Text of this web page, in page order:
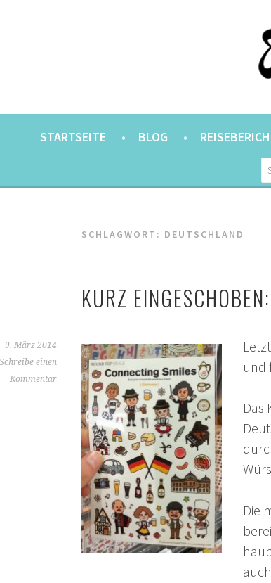
STARTSEITE BLOG
SCHLAGWORT: DEUTSCHLAND
KURZ
9. März 2014
Schreibe einen
Kommentar
und
Das
Die